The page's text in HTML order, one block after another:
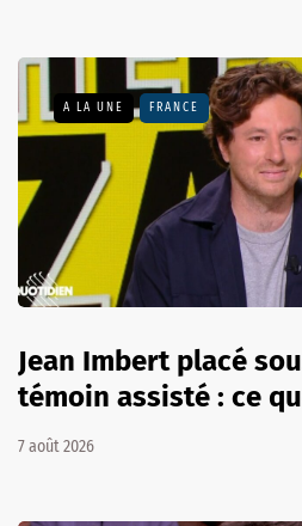
A LA UNE FRANCE
Jean Imbert placé
témoin assisté : ce
7 août 2026